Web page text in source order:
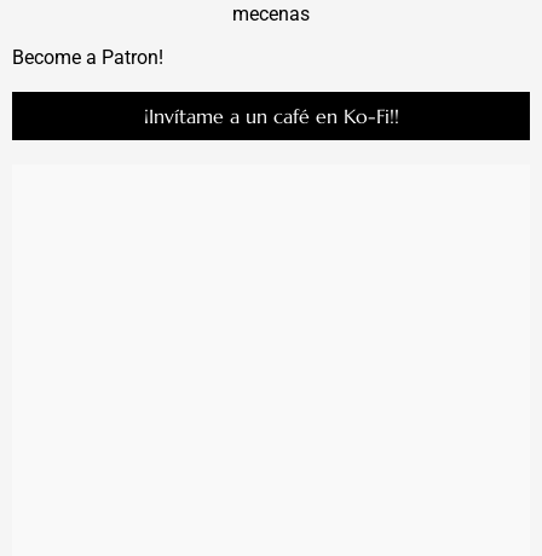
mecenas
Become a Patron!
¡Invítame a un café en Ko-Fi!!